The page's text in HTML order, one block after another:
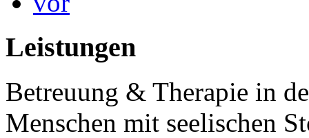
Leistungen
Betreuung & Therapie in
Menschen mit seelischen